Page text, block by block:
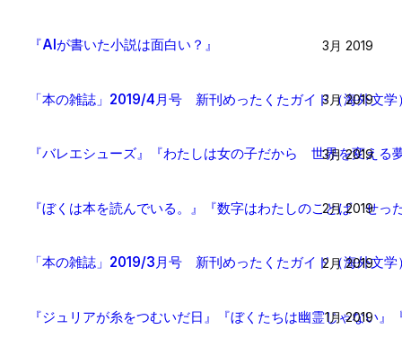
『AIが書いた小説は面白い？』 3月 2019
「本の雑誌」2019/4月号 新刊めったくたガイド（海外文学
3月 2019
『バレエシューズ』『わたしは女の子だから 世界を変える
3月 2019
『ぼくは本を読んでいる。』『数字はわたしのことば せ
2月 2019
「本の雑誌」2019/3月号 新刊めったくたガイド（海外文学
2月 2019
『ジュリアが糸をつむいだ日』『ぼくたちは幽霊じゃない
1月 2019